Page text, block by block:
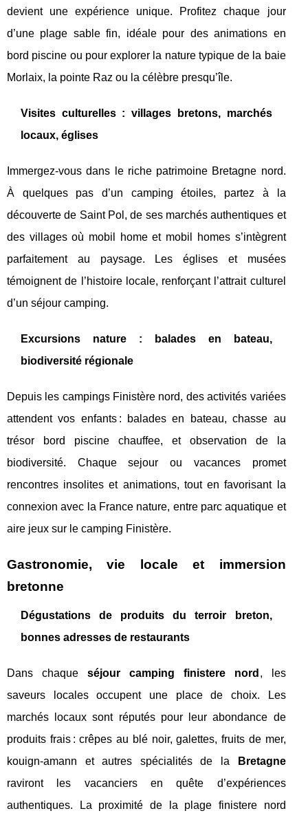
devient une expérience unique. Profitez chaque jour
d’une plage sable fin, idéale pour des animations en
bord piscine ou pour explorer la nature typique de la baie
Morlaix, la pointe Raz ou la célèbre presqu’île.
Visites culturelles : villages bretons, marchés
locaux, églises
Immergez-vous dans le riche patrimoine Bretagne nord.
À quelques pas d’un camping étoiles, partez à la
découverte de Saint Pol, de ses marchés authentiques et
des villages où mobil home et mobil homes s’intègrent
parfaitement au paysage. Les églises et musées
témoignent de l’histoire locale, renforçant l’attrait culturel
d’un séjour camping.
Excursions nature : balades en bateau,
biodiversité régionale
Depuis les campings Finistère nord, des activités variées
attendent vos enfants : balades en bateau, chasse au
trésor bord piscine chauffee, et observation de la
biodiversité. Chaque sejour ou vacances promet
rencontres insolites et animations, tout en favorisant la
connexion avec la France nature, entre parc aquatique et
aire jeux sur le camping Finistère.
Gastronomie, vie locale et immersion
bretonne
Dégustations de produits du terroir breton,
bonnes adresses de restaurants
Dans chaqueséjour camping finistere nord , les
saveurs locales occupent une place de choix. Les
marchés locaux sont réputés pour leur abondance de
produits frais : crêpes au blé noir, galettes, fruits de mer,
kouign-amann et autres spécialités de la
Bretagne
raviront les vacanciers en quête d’expériences
authentiques. La proximité de la plage finistere nord